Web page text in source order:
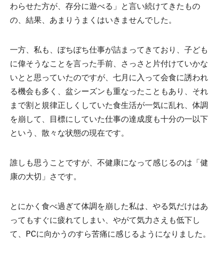
わらせた方が、存分に遊べる」と言い続けてきたもの
の、結果、あまりうまくはいきませんでした。
一方、私も、ぼちぼち仕事が詰まってきており、子ども
に偉そうなことを言った手前、さっさと片付けていかな
いとと思っていたのですが、七月に入って会食に誘われ
る機会も多く、盆シーズンも重なったこともあり、それ
まで割と規律正しくしていた食生活が一気に乱れ、体調
を崩して、目標にしていた仕事の達成度も十分の一以下
という、散々な状態の現在です。
誰しも思うことですが、不健康になって感じるのは「健
康の大切」さです。
とにかく食べ過ぎて体調を崩した私は、やる気だけはあ
ってもすぐに疲れてしまい、やがて気力さえも低下し
て、PCに向かうのすら苦痛に感じるようになりました。